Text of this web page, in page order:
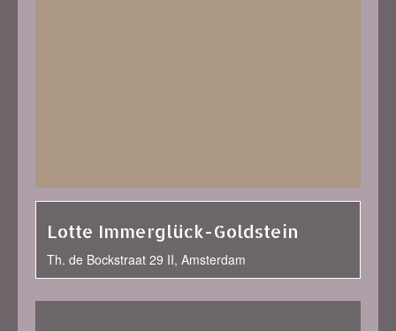
Lotte Immerglück-Goldstein
Th. de Bockstraat 29 II, Amsterdam